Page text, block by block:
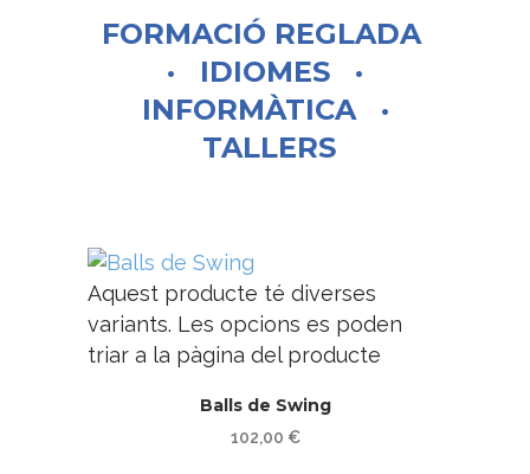
FORMACIÓ REGLADA
· IDIOMES ·
INFORMÀTICA·
TALLERS
Aquest producte té diverses
variants. Les opcions es poden
triar a la pàgina del producte
Balls de Swing
102,00 €